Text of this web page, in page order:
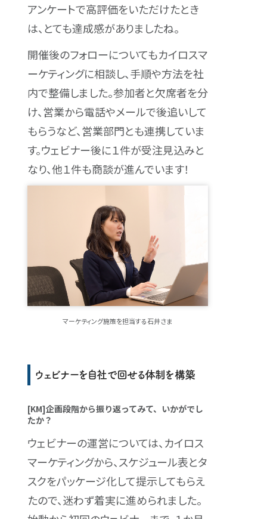
アンケートで高評価をいただけたとき
は、とても達成感がありましたね。
開催後のフォローについてもカイロスマ
ーケティングに相談し、手順や方法を社
内で整備しました。参加者と欠席者を分
け、営業から電話やメールで後追いして
もらうなど、営業部門とも連携していま
す。ウェビナー後に１件が受注見込みと
なり、他１件も商談が進んでいます！
マーケティング施策を担当する石井さま
ウェビナーを自社で回せる体制を構築
[KM]企画段階から振り返ってみて、いかがでし
たか？
ウェビナーの運営については、カイロス
マーケティングから、スケジュール表とタ
スクをパッケージ化して提示してもらえ
たので、迷わず着実に進められました。